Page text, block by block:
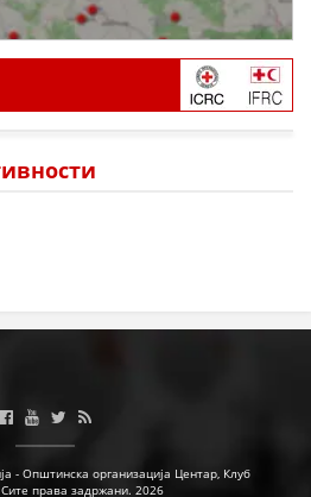
- Општинска организација Центар, Клуб
права задржани. 2026